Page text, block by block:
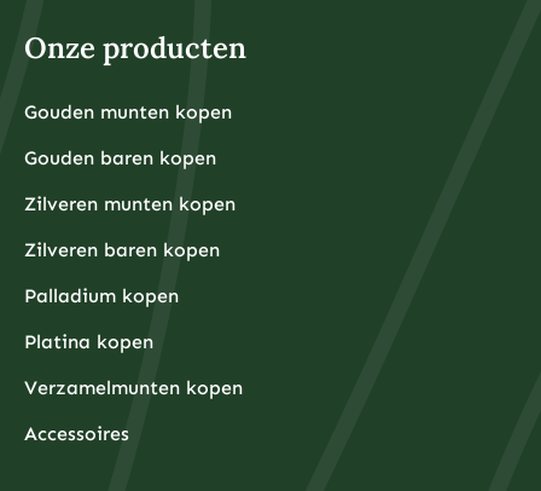
Onze producten
Gouden munten kopen
Gouden baren kopen
Zilveren munten kopen
Zilveren baren kopen
Palladium kopen
Platina kopen
Verzamelmunten kopen
Accessoires